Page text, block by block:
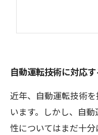
自動運転技術に対応
近年、自動運転技術
います。しかし、自
性についてはまだ十